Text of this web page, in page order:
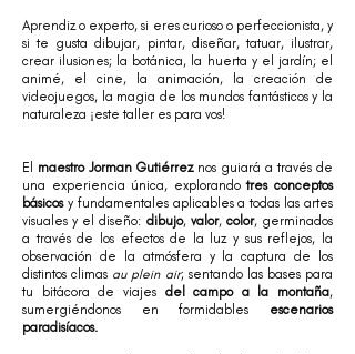
Aprendiz o experto, si eres curioso o perfeccionista, y
si te gusta dibujar, pintar, diseñar, tatuar, ilustrar,
crear ilusiones; la botánica, la huerta y el jardín; el
animé, el cine, la animación, la creación de
videojuegos, la magia de los mundos fantásticos y la
naturaleza ¡este taller es para vos!
El maestro Jorman Gutiérrez nos guiará a través de
una experiencia única, explorandotres conceptos
básicos y fundamentales aplicables a todas las artes
visuales y el diseño: dibujo, valor, color, germinados
a través de los efectos de la luz y sus reflejos, la
observación de la atmósfera y la captura de los
distintos climas au plein air; sentando las bases para
tu bitácora de viajes del campo a la montaña,
sumergiéndonos en formidables escenarios
paradisíacos.